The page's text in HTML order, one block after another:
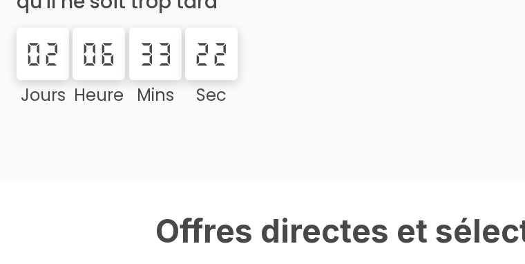
02
Jours
06
Heure
33
Mins
21
Sec
Offres directes et